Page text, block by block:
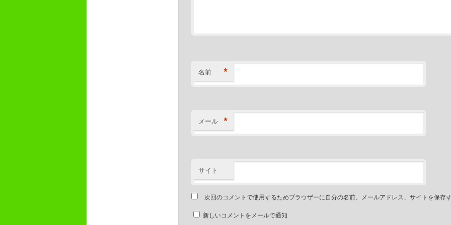
名前 *
メール *
サイト
次回のコメントで使用するためブラウザーに自分の名前、メールアドレス、サイトを保存
新しいコメントをメールで通知